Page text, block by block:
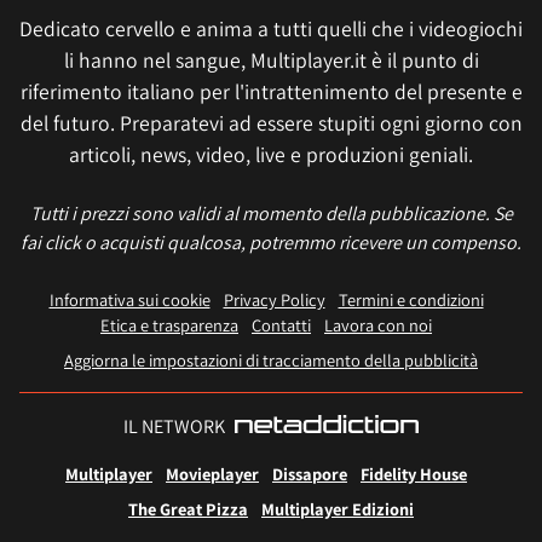
Dedicato cervello e anima a tutti quelli che i videogiochi
li hanno nel sangue, Multiplayer.it è il punto di
riferimento italiano per l'intrattenimento del presente e
del futuro. Preparatevi ad essere stupiti ogni giorno con
articoli, news, video, live e produzioni geniali.
Tutti i prezzi sono validi al momento della pubblicazione. Se
fai click o acquisti qualcosa, potremmo ricevere un compenso.
Informativa sui cookie Privacy Policy
Termini e condizioni
Etica e trasparenza Contatti
Lavora con noi
Aggiorna le impostazioni di tracciamento della pubblicità
IL NETWORK
Multiplayer Movieplayer Dissapore
Fidelity House
The Great Pizza
Multiplayer Edizioni